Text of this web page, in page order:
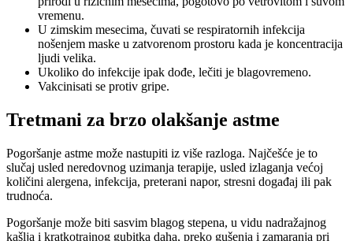
vremenu.
U zimskim mesecima, čuvati se respiratornih infekcija
nošenjem maske u zatvorenom prostoru kada je koncentracija
ljudi velika.
Ukoliko do infekcije ipak dođe, lečiti je blagovremeno.
Vakcinisati se protiv gripe.
Tretmani za brzo olakšanje astme
Pogoršanje astme može nastupiti iz više razloga. Najčešće je to
slučaj usled neredovnog uzimanja terapije, usled izlaganja većoj
količini alergena, infekcija, preterani napor, stresni događaj ili pak
trudnoća.
Pogoršanje može biti sasvim blagog stepena, u vidu nadražajnog
kašlja i kratkotrajnog gubitka daha, preko gušenja i zamaranja pri